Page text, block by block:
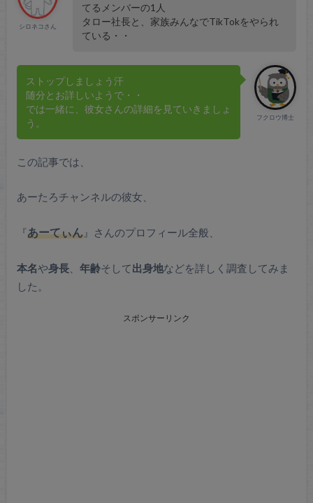
シロネコさん
てるメンバーの1人
タロー社長と、家族みんなでTikTokをやられ
ている・・
フクロウ博士
ストップしましょう汗
随分とお詳しいようで・・
では一緒に、彼女さんの詳細を見ていきましょ
う。
この記事では、
あーたろチャンネルの彼女、
『あーてぃん』さんのプロフィール全般、
本名や身長、 年齢そして出身地などを詳しく調査してみま
した。
スポンサーリンク